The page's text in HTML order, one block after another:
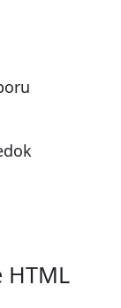
HTML